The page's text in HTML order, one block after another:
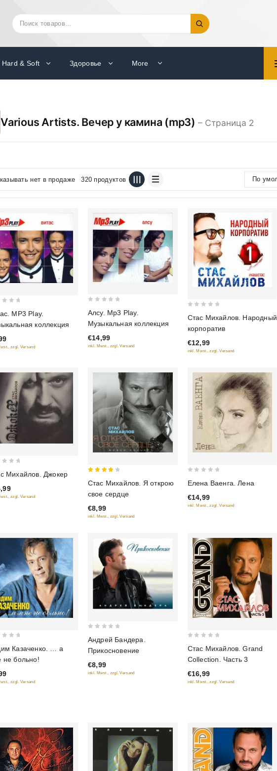
Искать:
Hard & Soft Здоровье More
Various Artists. Вечер у камина (mp3) – Страница 2
нет в продаже 320 продуктов
MP3 Play.
коллекция
zzgl. Versand
of
5
Алсу. ‎Mp3 Play.
Музыкальная коллекция
€14,99
inkl. Mwst., zzgl. Versand
of
5
Стас Михайлов. Народный
корпоратив
€12,99
inkl. Mwst., zzgl. Versand
Михайлов. Джокер
zzgl. Versand 5
Стас Михайлов. Я открою
свое сердце
€8,99
inkl. Mwst., zzgl. Versand
of
5
Елена Ваенга. Лена
€14,99
inkl. Mwst., zzgl. Versand
Казаченко. … a
не больно!
zzgl. Versand
out
of
5
Андрей Бандера.
Прикосновение
€8,99
inkl. Mwst., zzgl. Versand
of
5
Стас Михайлов. Grand
Collection. Часть 3
€16,99
inkl. Mwst., zzgl. Versand